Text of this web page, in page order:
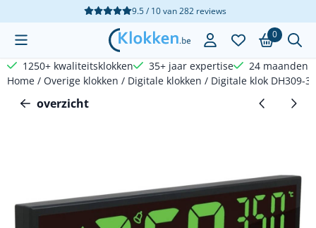
Cookievoorkeuren zijn beschikbaar. Kies instellingen of sta
9.5 / 10van282reviews
0
1250+ kwaliteitsklokken 35+ jaar expertise
24 maanden
Home / Overige klokken / Digitale klokken / Digitale klok DH309-3J
overzicht